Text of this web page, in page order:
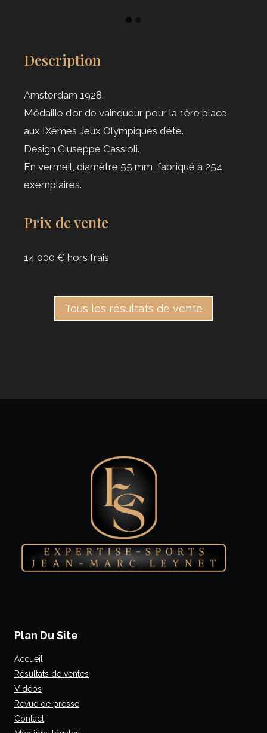
Description
Amsterdam 1928.
Médaille d’or de vainqueur pour la 1ère place
aux IXèmes Jeux Olympiques d’été.
Design Giuseppe Cassioli.
En vermeil, diamètre 55 mm, fabriqué à 254
exemplaires.
Prix de vente
14 000 € hors frais
Tous les résultats de vente
Plan Du Site
Accueil
Résultats de ventes
Vidéos
Revue de presse
Contact